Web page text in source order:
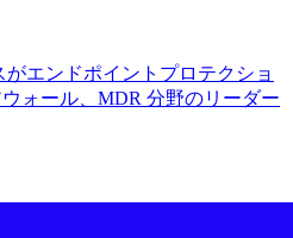
エンドポイントプロテクショ
ォール、MDR 分野のリーダー